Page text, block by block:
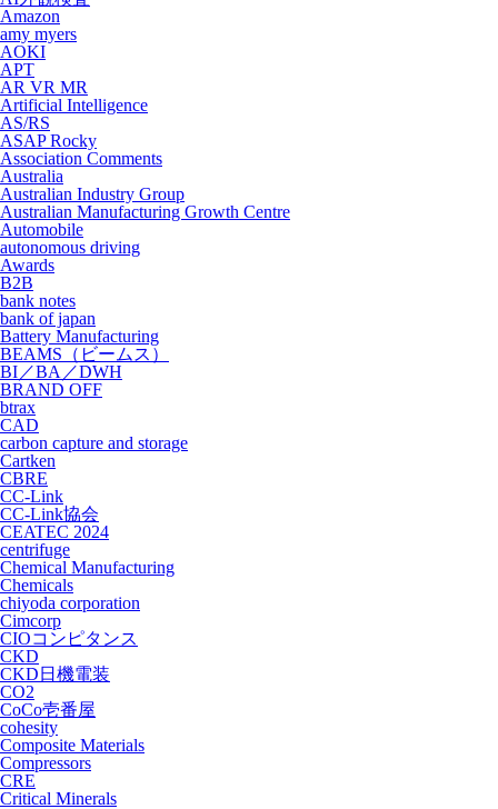
Amazon
amy myers
AOKI
APT
AR VR MR
Artificial Intelligence
AS/RS
ASAP Rocky
Association Comments
Australia
Australian Industry Group
Australian Manufacturing Growth Centre
Automobile
autonomous driving
Awards
B2B
bank notes
bank of japan
Battery Manufacturing
BEAMS（ビームス）
BI／BA／DWH
BRAND OFF
btrax
CAD
carbon capture and storage
Cartken
CBRE
CC-Link
CC-Link協会
CEATEC 2024
centrifuge
Chemical Manufacturing
Chemicals
chiyoda corporation
Cimcorp
CIOコンピタンス
CKD
CKD日機電装
CO2
CoCo壱番屋
cohesity
Composite Materials
Compressors
CRE
Critical Minerals